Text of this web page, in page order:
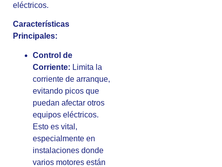
eléctricos.
Características
Principales:
Control de
Corriente: Limita la
corriente de arranque,
evitando picos que
puedan afectar otros
equipos eléctricos.
Esto es vital,
especialmente en
instalaciones donde
varios motores están